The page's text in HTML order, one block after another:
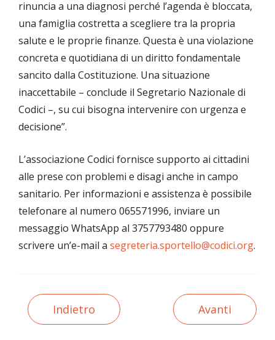
rinuncia a una diagnosi perché l’agenda è bloccata,
una famiglia costretta a scegliere tra la propria
salute e le proprie finanze. Questa è una violazione
concreta e quotidiana di un diritto fondamentale
sancito dalla Costituzione. Una situazione
inaccettabile – conclude il Segretario Nazionale di
Codici –, su cui bisogna intervenire con urgenza e
decisione”.
L’associazione Codici fornisce supporto ai cittadini
alle prese con problemi e disagi anche in campo
sanitario. Per informazioni e assistenza è possibile
telefonare al numero 065571996, inviare un
messaggio WhatsApp al 3757793480 oppure
scrivere un’e-mail a segreteria.sportello@codici.org.
Indietro Avanti